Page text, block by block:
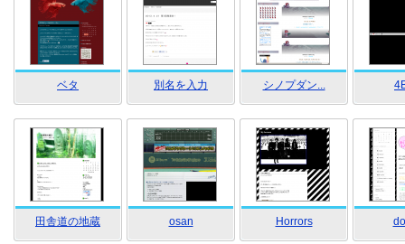
ベタ 別名を入力 シノプダン...
田舎道の地蔵 osan Horrors